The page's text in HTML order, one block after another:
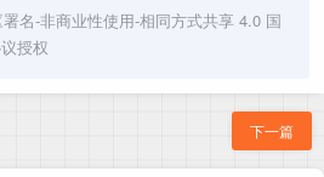
署名-非商业性使用-相同方式共享 4.0 国
授权
下一篇